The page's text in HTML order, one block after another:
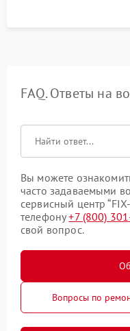
FAQ. Ответы на
Вы можете
часто задаваемыми
сервисный центр
телефону+7 (800)
свой вопрос.
Вопросы по